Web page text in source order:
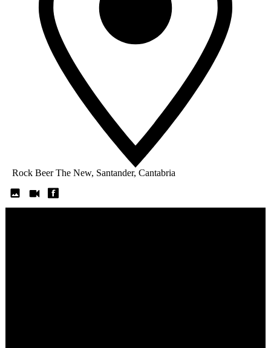
Rock Beer The New, Santander, Cantabria